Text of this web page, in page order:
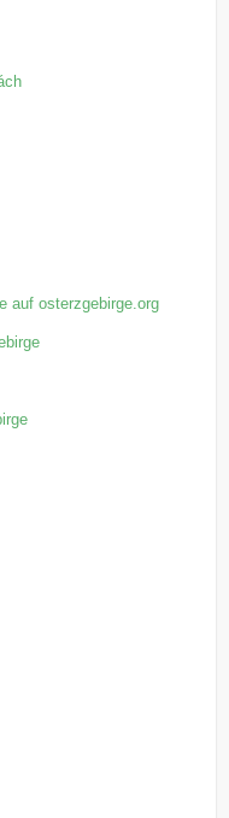
auf osterzgebirge.org